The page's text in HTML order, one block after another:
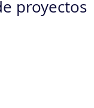
proyectos